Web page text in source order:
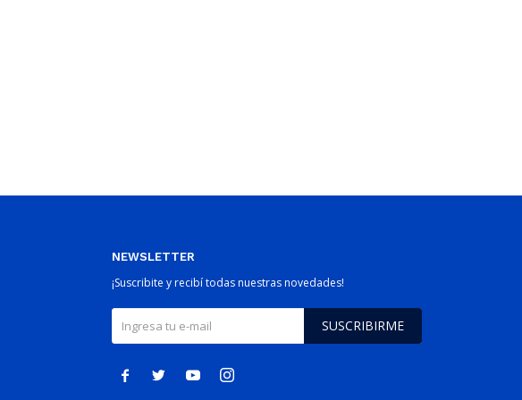
NEWSLETTER
¡Suscribite y recibí todas nuestras novedades!
SUSCRIBIRME
   